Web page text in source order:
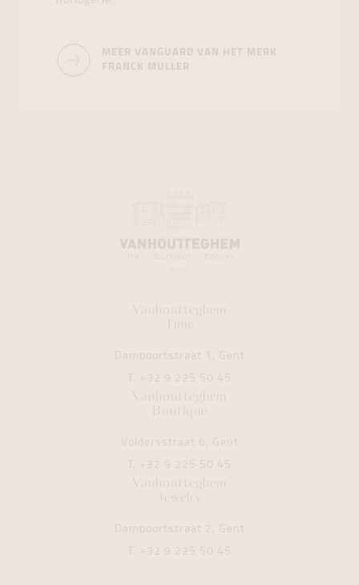
MEER VANGUARD VAN HET MERK
FRANCK MULLER
Vanhoutteghem
Time
Dampoortstraat 1, Gent
T. +32 9 225 50 45
Vanhoutteghem
Boutique
Voldersstraat 6, Gent
T. +32 9 225 50 45
Vanhoutteghem
Jewelry
Dampoortstraat 2, Gent
T. +32 9 225 50 45